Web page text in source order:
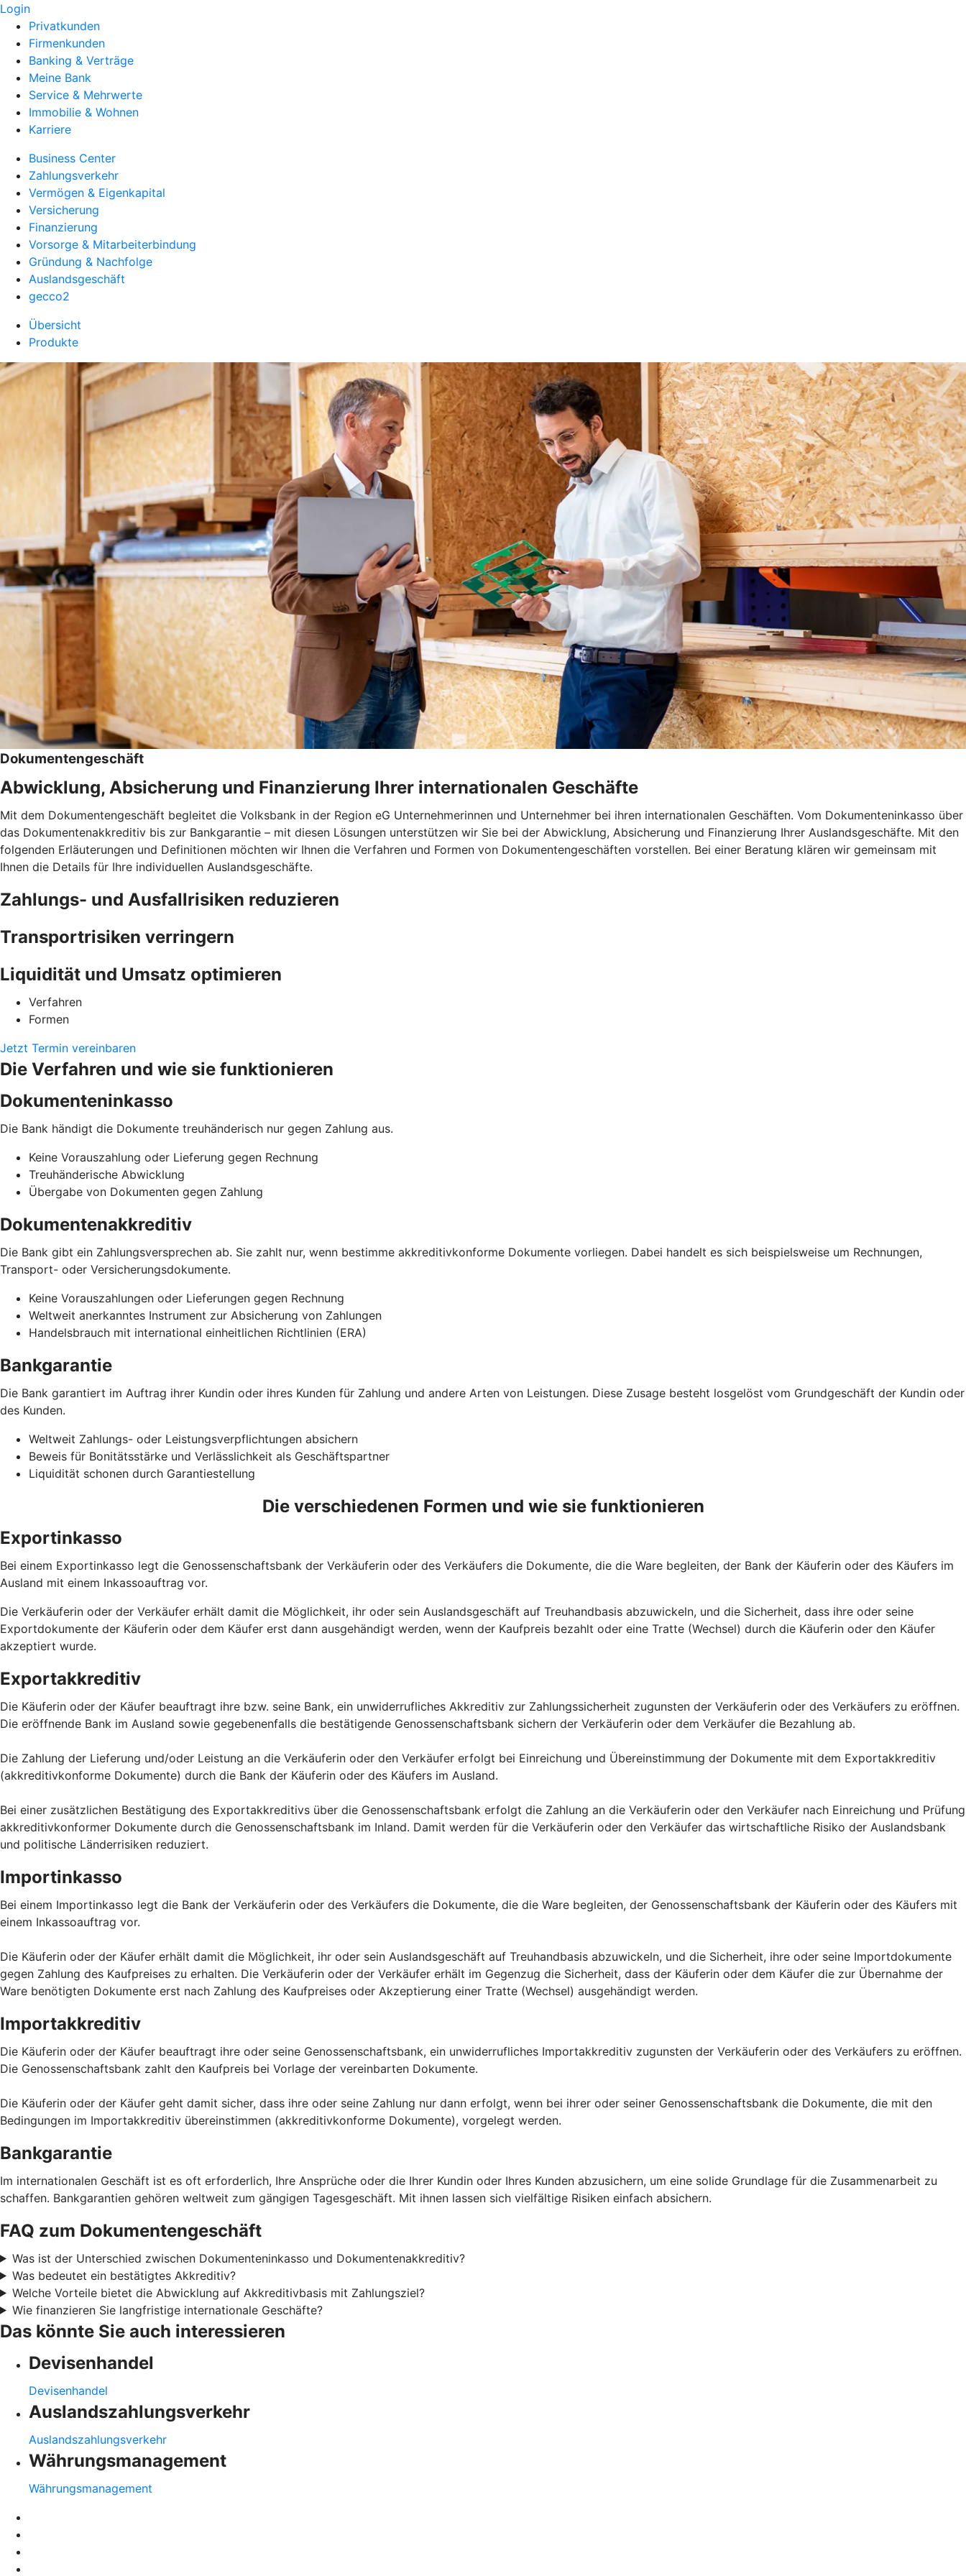
Login
Privatkunden
Firmenkunden
Banking & Verträge
Meine Bank
Service & Mehrwerte
Immobilie & Wohnen
Karriere
Business Center
Zahlungsverkehr
Vermögen & Eigenkapital
Versicherung
Finanzierung
Vorsorge & Mitarbeiterbindung
Gründung & Nachfolge
Auslandsgeschäft
gecco2
Übersicht
Produkte
Dokumentengeschäft
Abwicklung, Absicherung und Finanzierung Ihrer internationalen Geschäfte
Mit dem Dokumentengeschäft begleitet die Volksbank in der Region eG Unternehmerinnen und Unternehmer bei ihren internationalen Geschäften. Vom Dokumenteninkasso über
das Dokumentenakkreditiv bis zur Bankgarantie – mit diesen Lösungen unterstützen wir Sie bei der Abwicklung, Absicherung und Finanzierung Ihrer Auslandsgeschäfte. Mit den
folgenden Erläuterungen und Definitionen möchten wir Ihnen die Verfahren und Formen von Dokumentengeschäften vorstellen. Bei einer Beratung klären wir gemeinsam mit
Ihnen die Details für Ihre individuellen Auslandsgeschäfte.
Zahlungs- und Ausfallrisiken reduzieren
Transportrisiken verringern
Liquidität und Umsatz optimieren
Verfahren
Formen
Jetzt Termin vereinbaren
Die Verfahren und wie sie funktionieren
Dokumenteninkasso
Die Bank händigt die Dokumente treuhänderisch nur gegen Zahlung aus.
Keine Vorauszahlung oder Lieferung gegen Rechnung
Treuhänderische Abwicklung
Übergabe von Dokumenten gegen Zahlung
Dokumentenakkreditiv
Die Bank gibt ein Zahlungsversprechen ab. Sie zahlt nur, wenn bestimme akkreditivkonforme Dokumente vorliegen. Dabei handelt es sich beispielsweise um Rechnungen,
Transport- oder Versicherungsdokumente.
Keine Vorauszahlungen oder Lieferungen gegen Rechnung
Weltweit anerkanntes Instrument zur Absicherung von Zahlungen
Handelsbrauch mit international einheitlichen Richtlinien (ERA)
Bankgarantie
Die Bank garantiert im Auftrag ihrer Kundin oder ihres Kunden für Zahlung und andere Arten von Leistungen. Diese Zusage besteht losgelöst vom Grundgeschäft der Kundin oder
des Kunden.
Weltweit Zahlungs- oder Leistungsverpflichtungen absichern
Beweis für Bonitätsstärke und Verlässlichkeit als Geschäftspartner
Liquidität schonen durch Garantiestellung
Die verschiedenen Formen und wie sie funktionieren
Exportinkasso
Bei einem Exportinkasso legt die Genossenschaftsbank der Verkäuferin oder des Verkäufers die Dokumente, die die Ware begleiten, der Bank der Käuferin oder des Käufers im
Ausland mit einem Inkassoauftrag vor.
Die Verkäuferin oder der Verkäufer erhält damit die Möglichkeit, ihr oder sein Auslandsgeschäft auf Treuhandbasis abzuwickeln, und die Sicherheit, dass ihre oder seine
Exportdokumente der Käuferin oder dem Käufer erst dann ausgehändigt werden, wenn der Kaufpreis bezahlt oder eine Tratte (Wechsel) durch die Käuferin oder den Käufer
akzeptiert wurde.
Exportakkreditiv
Die Käuferin oder der Käufer beauftragt ihre bzw. seine Bank, ein unwiderrufliches Akkreditiv zur Zahlungssicherheit zugunsten der Verkäuferin oder des Verkäufers zu eröffnen.
Die eröffnende Bank im Ausland sowie gegebenenfalls die bestätigende Genossenschaftsbank sichern der Verkäuferin oder dem Verkäufer die Bezahlung ab.
Die Zahlung der Lieferung und/oder Leistung an die Verkäuferin oder den Verkäufer erfolgt bei Einreichung und Übereinstimmung der Dokumente mit dem Exportakkreditiv
(akkreditivkonforme Dokumente) durch die Bank der Käuferin oder des Käufers im Ausland.
Bei einer zusätzlichen Bestätigung des Exportakkreditivs über die Genossenschaftsbank erfolgt die Zahlung an die Verkäuferin oder den Verkäufer nach Einreichung und Prüfung
akkreditivkonformer Dokumente durch die Genossenschaftsbank im Inland. Damit werden für die Verkäuferin oder den Verkäufer das wirtschaftliche Risiko der Auslandsbank
und politische Länderrisiken reduziert.
Importinkasso
Bei einem Importinkasso legt die Bank der Verkäuferin oder des Verkäufers die Dokumente, die die Ware begleiten, der Genossenschaftsbank der Käuferin oder des Käufers mit
einem Inkassoauftrag vor.
Die Käuferin oder der Käufer erhält damit die Möglichkeit, ihr oder sein Auslandsgeschäft auf Treuhandbasis abzuwickeln, und die Sicherheit, ihre oder seine Importdokumente
gegen Zahlung des Kaufpreises zu erhalten. Die Verkäuferin oder der Verkäufer erhält im Gegenzug die Sicherheit, dass der Käuferin oder dem Käufer die zur Übernahme der
Ware benötigten Dokumente erst nach Zahlung des Kaufpreises oder Akzeptierung einer Tratte (Wechsel) ausgehändigt werden.
Importakkreditiv
Die Käuferin oder der Käufer beauftragt ihre oder seine Genossenschaftsbank, ein unwiderrufliches Importakkreditiv zugunsten der Verkäuferin oder des Verkäufers zu eröffnen.
Die Genossenschaftsbank zahlt den Kaufpreis bei Vorlage der vereinbarten Dokumente.
Die Käuferin oder der Käufer geht damit sicher, dass ihre oder seine Zahlung nur dann erfolgt, wenn bei ihrer oder seiner Genossenschaftsbank die Dokumente, die mit den
Bedingungen im Importakkreditiv übereinstimmen (akkreditivkonforme Dokumente), vorgelegt werden.
Bankgarantie
Im internationalen Geschäft ist es oft erforderlich, Ihre Ansprüche oder die Ihrer Kundin oder Ihres Kunden abzusichern, um eine solide Grundlage für die Zusammenarbeit zu
schaffen. Bankgarantien gehören weltweit zum gängigen Tagesgeschäft. Mit ihnen lassen sich vielfältige Risiken einfach absichern.
FAQ zum Dokumentengeschäft
Was ist der Unterschied zwischen Dokumenteninkasso und Dokumentenakkreditiv?
Was bedeutet ein bestätigtes Akkreditiv?
Welche Vorteile bietet die Abwicklung auf Akkreditivbasis mit Zahlungsziel?
Wie finanzieren Sie langfristige internationale Geschäfte?
Das könnte Sie auch interessieren
Devisenhandel
Devisenhandel
Auslandszahlungsverkehr
Auslandszahlungsverkehr
Währungsmanagement
Währungsmanagement